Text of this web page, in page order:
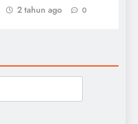
2 tahun ago 0